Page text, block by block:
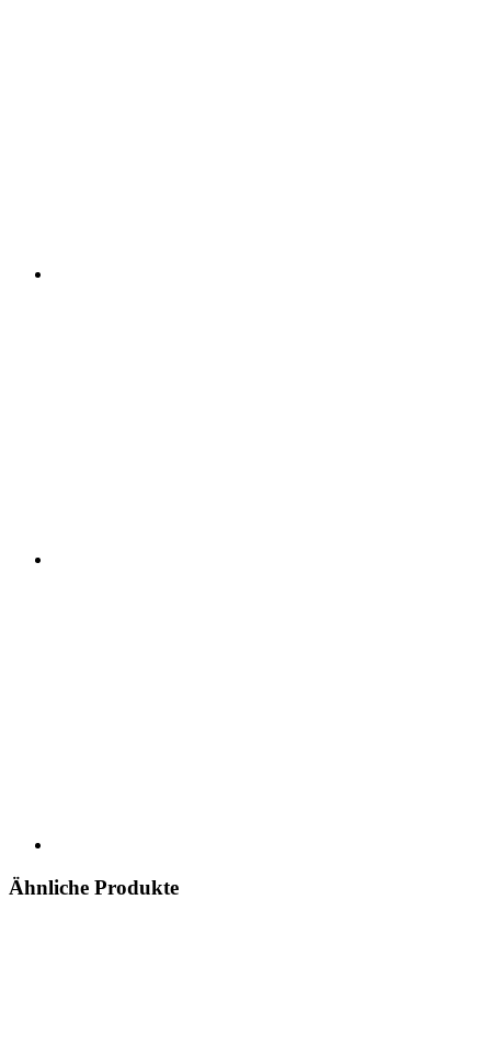
Ähnliche Produkte